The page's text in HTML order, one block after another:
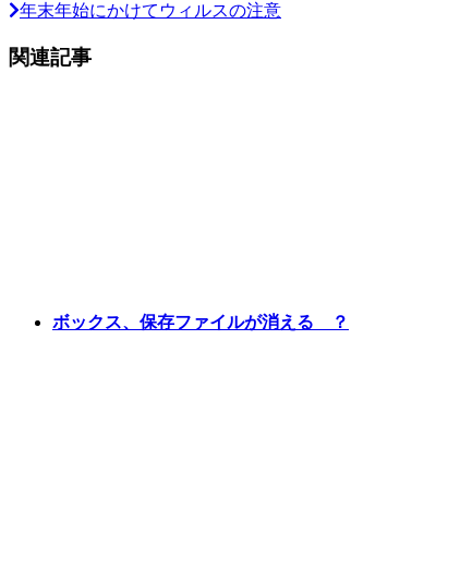
年末年始にかけてウィルスの注意
関連記事
ボックス、保存ファイルが消える ？